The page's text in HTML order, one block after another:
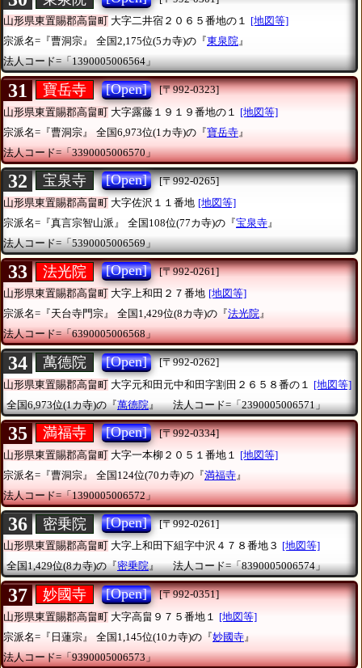
山形県東置賜郡高畠町 大字二井宿２０６５番地の１ [地図等]
宗派名=『曹洞宗』
全国2,175位(5カ寺)の『東泉院』
法人コード=「1390005006564」
31 寶岳寺 [Open]
[〒992-0323]
山形県東置賜郡高畠町 大字露藤１９１９番地の１
[地図等]
宗派名=『曹洞宗』
全国6,973位(1カ寺)の『寶岳寺 』
法人コード=「3390005006570」
32 宝泉寺 [Open]
[〒992-0265]
山形県東置賜郡高畠町 大字佐沢１１番地 [地図等]
宗派名=『真言宗智山派』
全国108位(77カ寺)の『宝泉寺 』
法人コード=「5390005006569」
33 法光院 [Open]
[〒992-0261]
山形県東置賜郡高畠町 大字上和田２７番地 [地図等]
宗派名=『天台寺門宗』
全国1,429位(8カ寺)の『法光院』
法人コード=「6390005006568」
34 萬德院 [Open]
[〒992-0262]
山形県東置賜郡高畠町 大字元和田元中和田字割田２６５８番の１
[地図等]
全国6,973位(1カ寺)の『萬德院』 法人コード=「2390005006571」
35 満福寺 [Open]
[〒992-0334]
山形県東置賜郡高畠町 大字一本柳２０５１番地１
[地図等]
宗派名=『曹洞宗』
全国124位(70カ寺)の『満福寺 』
法人コード=「1390005006572」
36 密乗院 [Open]
[〒992-0261]
山形県東置賜郡高畠町 大字上和田下組字中沢４７８番地３ [地図等]
全国1,429位(8カ寺)の『密乗院』 法人コード=「8390005006574」
37 妙國寺 [Open]
[〒992-0351]
山形県東置賜郡高畠町 大字高畠９７５番地１
[地図等]
宗派名=『日蓮宗』
全国1,145位(10カ寺)の『妙國寺 』
法人コード=「9390005006573」